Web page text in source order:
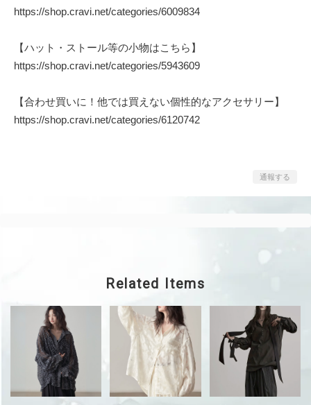
https://shop.cravi.net/categories/6009834
【ハット・ストール等の小物はこちら】
https://shop.cravi.net/categories/5943609
【合わせ買いに！他では買えない個性的なアクセサリー】
https://shop.cravi.net/categories/6120742
通報する
Related Items